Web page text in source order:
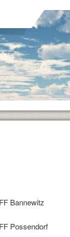
Bannewitz
Possendorf